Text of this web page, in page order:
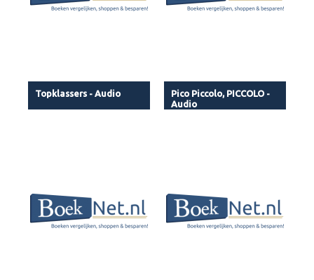
Topklassers - Audio
Pico Piccolo, PICCOLO -
Audio